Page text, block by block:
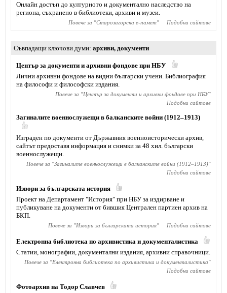
Онлайн достъп до културното и документално наследство на
региона, съхранено в библиотеки, архиви и музеи.
Повече за "Старозагорска е-памет" Подобни сайтове
Съвпадащи ключови думи архиви, документи
Център за документи и архивни фондове при НБУ
Лични архивни фондове на видни български учени. Библиография
на философи и философски издания.
Повече за "Център за документи и архивни фондове при НБУ"
Подобни сайтове
Загиналите военнослужещи в балканските войни (1912–1913)
Изграден по документи от Държавния военноисторически архив,
сайтът предоставя информация и снимки за 48 хил. български
военнослужещи.
Повече за "Загиналите военнослужещи в балканските войни (1912–1913)"
Подобни сайтове
Извори за българската история
Проект на Департамент "История" при НБУ за издирване и
публикуване на документи от бившия Централен партиен архив на
БКП.
Повече за "Извори за българската история" Подобни сайтове
Електронна библиотека по архивистика и документалистика
Статии, монографии, документални издания, архивни справочници.
Повече за "Електронна библиотека по архивистика и документалистика"
Подобни сайтове
Фотоархив на Тодор Славчев